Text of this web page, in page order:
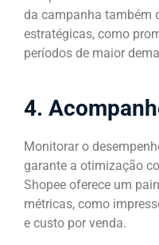
da campanha também
estratégicas, como
períodos de maior
4.
Monitorar o
garante a otimização
Shopee oferece um
métricas, como
e custo por venda.